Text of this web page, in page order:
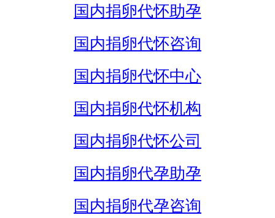
国内捐卵代怀助孕
国内捐卵代怀咨询
国内捐卵代怀中心
国内捐卵代怀机构
国内捐卵代怀公司
国内捐卵代孕助孕
国内捐卵代孕咨询